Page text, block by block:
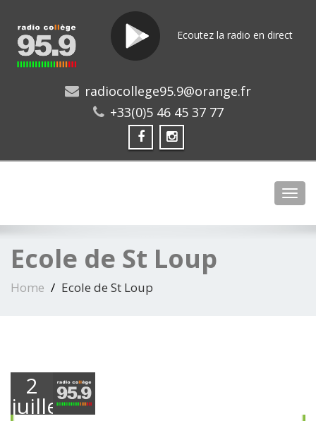
Ecoutez la radio en direct
radiocollege95.9@orange.fr
+33(0)5 46 45 37 77
Ecole de St Loup
Home Ecole de St Loup
2
juillet